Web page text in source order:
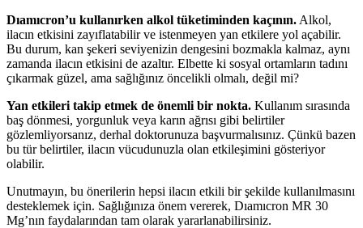
Dıamıcron’u kullanırken alkol tüketiminden kaçının. Alkol,
ilacın etkisini zayıflatabilir ve istenmeyen yan etkilere yol açabilir.
Bu durum, kan şekeri seviyenizin dengesini bozmakla kalmaz, aynı
zamanda ilacın etkisini de azaltır. Elbette ki sosyal ortamların tadını
çıkarmak güzel, ama sağlığınız öncelikli olmalı, değil mi?
Yan etkileri takip etmek de önemli bir nokta. Kullanım sırasında
baş dönmesi, yorgunluk veya karın ağrısı gibi belirtiler
gözlemliyorsanız, derhal doktorunuza başvurmalısınız. Çünkü bazen
bu tür belirtiler, ilacın vücudunuzla olan etkileşimini gösteriyor
olabilir.
Unutmayın, bu önerilerin hepsi ilacın etkili bir şekilde kullanılmasını
desteklemek için. Sağlığınıza önem vererek, Dıamıcron MR 30
Mg’nın faydalarından tam olarak yararlanabilirsiniz.